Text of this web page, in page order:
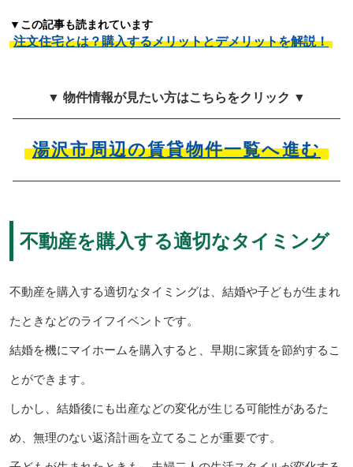
▼この記事も読まれています
注文住宅とは？購入するメリットとデメリットを解説！
▼ 物件情報が見たい方はこちらをクリック ▼
湯沢市周辺の賃貸物件一覧へ進む
不動産を購入する適切なタイミング
不動産を購入する適切なタイミングは、結婚や子どもが生まれ
たときなどのライフイベントです。
結婚を機にマイホームを購入すると、早期に家賃を節約するこ
とができます。
しかし、結婚後にも出産などの変化が生じる可能性があるた
め、無理のない返済計画を立てることが重要です。